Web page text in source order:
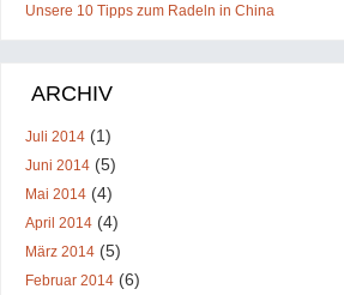
Unsere 10 Tipps zum Radeln in China
ARCHIV
Juli 2014 (1)
Juni 2014 (5)
Mai 2014 (4)
April 2014 (4)
März 2014 (5)
Februar 2014 (6)